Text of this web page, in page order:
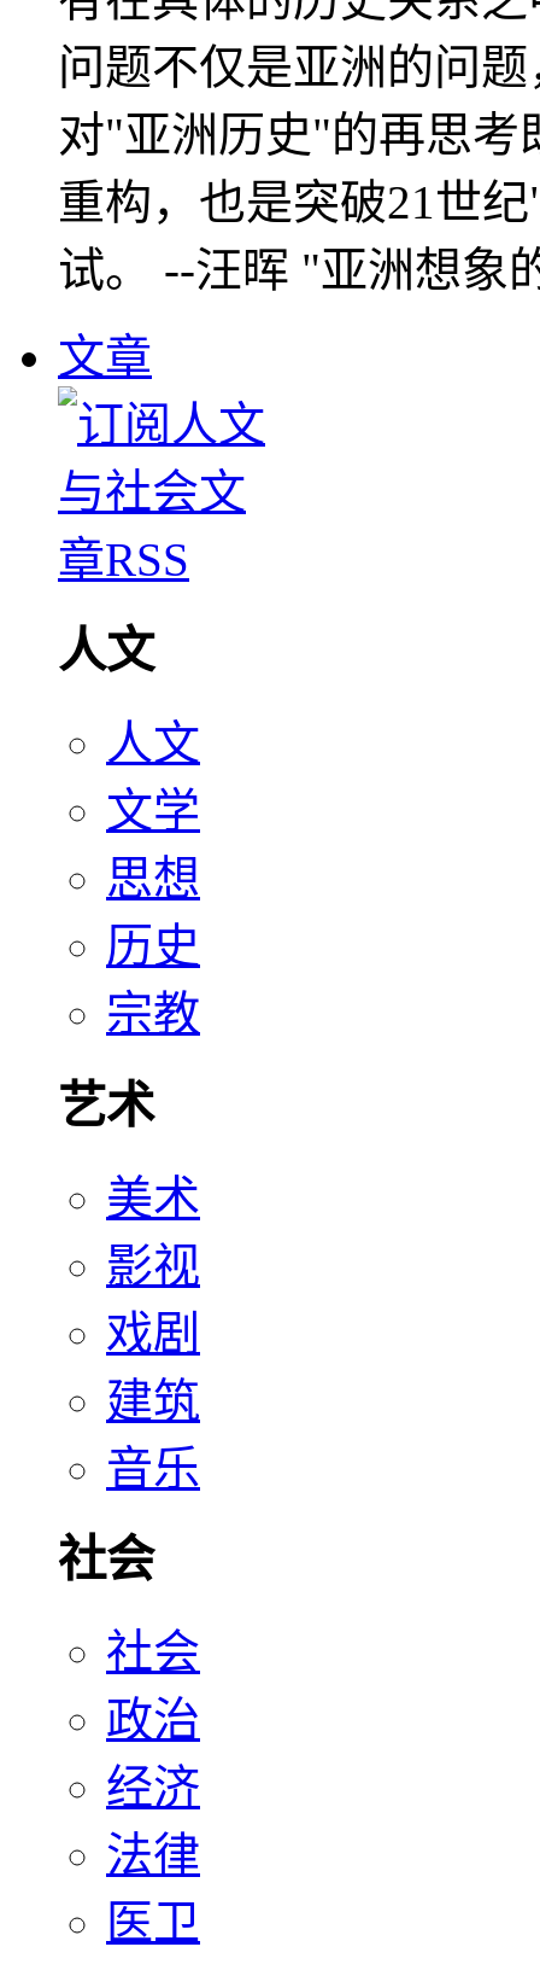
问题不仅是亚洲的问
对"亚洲历史"的再思考
重构，也是突破21世
试。 --汪晖 "亚洲想象
文章
人文
人文
文学
思想
历史
宗教
艺术
美术
影视
戏剧
建筑
音乐
社会
社会
政治
经济
法律
医卫